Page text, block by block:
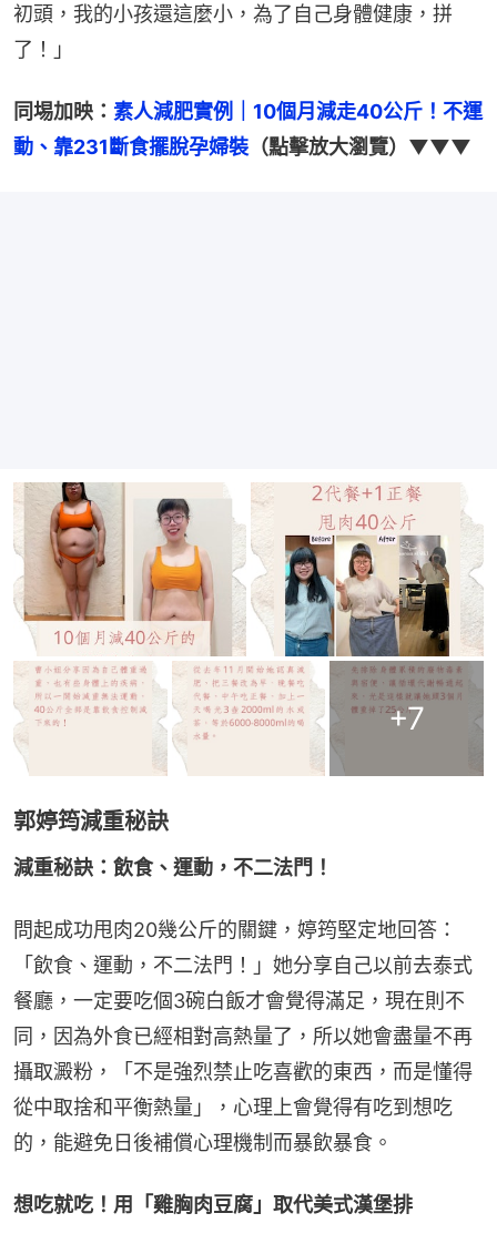
初頭，我的小孩還這麼小，為了自己身體健康，拼
了！」
同埸加映： 素人減肥實例｜10個月減走40公斤！不運
動、靠231斷食擺脫孕婦裝 （點擊放大瀏覽）▼▼▼
+7
郭婷筠減重秘訣
減重秘訣：飲食、運動，不二法門！
問起成功甩肉20幾公斤的關鍵，婷筠堅定地回答：
「飲食、運動，不二法門！」她分享自己以前去泰式
餐廳，一定要吃個3碗白飯才會覺得滿足，現在則不
同，因為外食已經相對高熱量了，所以她會盡量不再
攝取澱粉，「不是強烈禁止吃喜歡的東西，而是懂得
從中取捨和平衡熱量」，心理上會覺得有吃到想吃
的，能避免日後補償心理機制而暴飲暴食。
想吃就吃！用「雞胸肉豆腐」取代美式漢堡排